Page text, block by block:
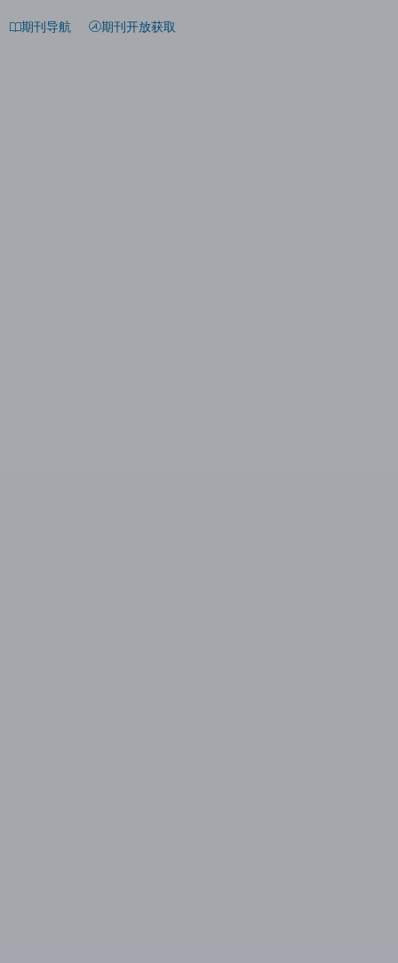
期刊导航 期刊开放获取